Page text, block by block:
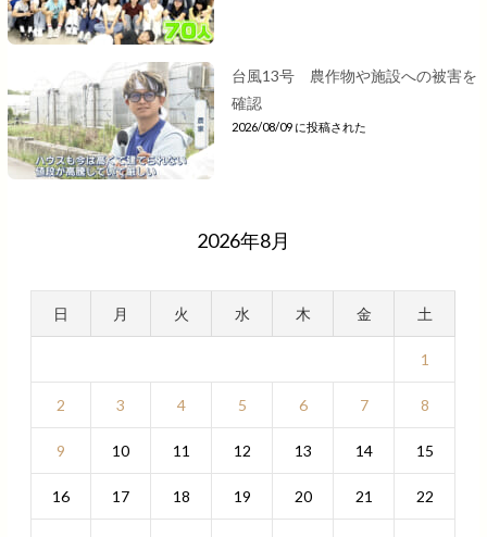
台風13号 農作物や施設への被害を
確認
2026/08/09 に投稿された
2026年8月
日 月 火 水 木 金 土
1
2 3 4 5 6 7 8
9 10 11 12 13 14 15
16 17 18 19 20 21 22